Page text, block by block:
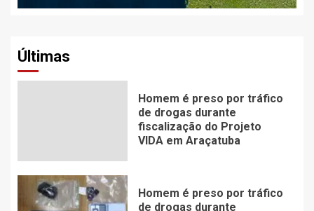
Últimas
Homem é preso por tráfico
de drogas durante
fiscalização do Projeto
VIDA em Araçatuba
Homem é preso por tráfico
de drogas durante